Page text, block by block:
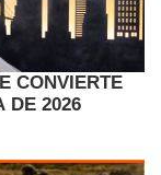
CONVIERTE
DE 2026